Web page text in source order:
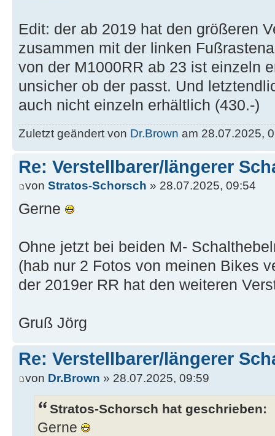
Edit: der ab 2019 hat den größeren
zusammen mit der linken
von der M1000RR ab 23 ist einzeln
unsicher ob der passt. Und
auch nicht einzeln erhältlich (430.-)
Zuletzt geändert von Dr.Brown am 28.07.2025,
Re: Verstellbarer/längerer
von Stratos-Schorsch » 28.07.2025, 09:54
Gerne
Ohne jetzt bei beiden M-
(hab nur 2 Fotos von meinen Bikes
der 2019er RR hat den weiteren
Gruß Jörg
Re: Verstellbarer/längerer
von Dr.Brown » 28.07.2025, 09:59
Stratos-Schorsch hat geschrieben:
Gerne